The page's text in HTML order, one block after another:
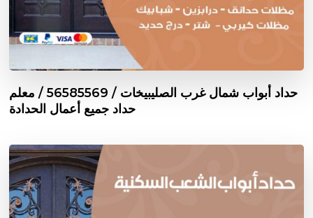
حداد أبواب شمال غرب الصليبيخات / 56585569 / معلم
حداد جميع أعمال الحدادة